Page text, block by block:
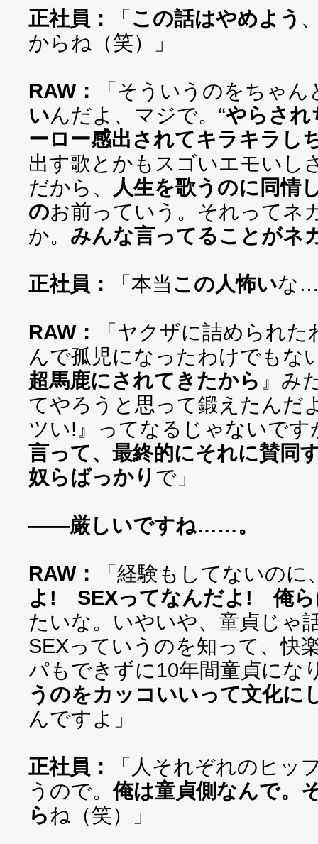
正社員： 「この話はやめよう
からね（笑）」
RAW：
「そういうのをちゃん
いんだよ、マジで。“やらされ
ーロー感出されてキラキラし
出す歌とかもスゴいエモいし
だから、
人生を歌うのに同情
のお前っていう。それってネ
か。 みんな言ってることがネ
正社員： 「本当 この人怖いな
RAW：
「ヤクザに詰められ
んで孤児になったわけでもな
超馬鹿にされてきたから 』み
てやろうと思って鍛えたんだ
ツい!』ってなるじゃないで
言って、最終的にそれに賛同
奴らばっかり で」
——厳しいですね……。
RAW：
「経験もしてないのに
よ! SEXってなんだよ! 俺ら
たいな。いやいや、童貞じゃ
SEXっていうのを知って、快
パもできずに10年間童貞にな
うのをカッコいいって文化に
んですよ」
正社員：
「人それぞれのヒッ
うので。俺は童貞側なんで。
らね（笑）」